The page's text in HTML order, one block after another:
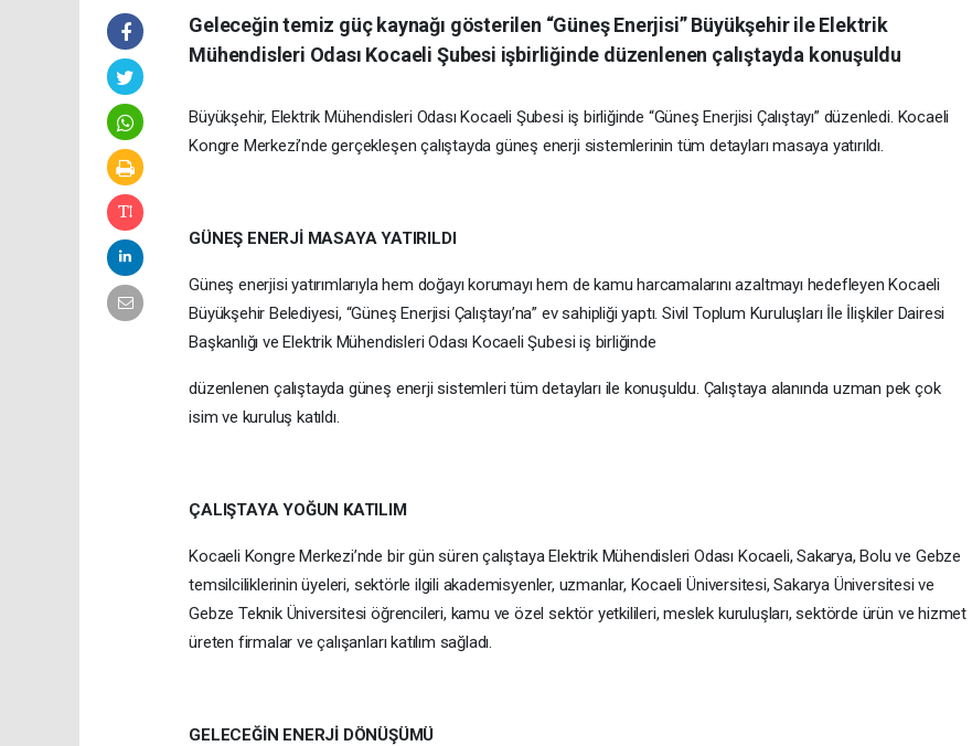
Geleceğin temiz güç kaynağı gösterilen “Güneş Enerjisi” Büyükşehir ile Elektrik
Mühendisleri Odası Kocaeli Şubesi işbirliğinde düzenlenen çalıştayda konuşuldu
Büyükşehir, Elektrik Mühendisleri Odası Kocaeli Şubesi iş birliğinde “Güneş Enerjisi Çalıştayı” düzenledi. Kocaeli
Kongre Merkezi’nde gerçekleşen çalıştayda güneş enerji sistemlerinin tüm detayları masaya yatırıldı.
GÜNEŞ ENERJİ MASAYA YATIRILDI
Güneş enerjisi yatırımlarıyla hem doğayı korumayı hem de kamu harcamalarını azaltmayı hedefleyen Kocaeli
Büyükşehir Belediyesi, “Güneş Enerjisi Çalıştayı’na” ev sahipliği yaptı. Sivil Toplum Kuruluşları İle İlişkiler Dairesi
Başkanlığı ve Elektrik Mühendisleri Odası Kocaeli Şubesi iş birliğinde
düzenlenen çalıştayda güneş enerji sistemleri tüm detayları ile konuşuldu. Çalıştaya alanında uzman pek çok
isim ve kuruluş katıldı.
ÇALIŞTAYA YOĞUN KATILIM
Kocaeli Kongre Merkezi’nde bir gün süren çalıştaya Elektrik Mühendisleri Odası Kocaeli, Sakarya, Bolu ve Gebze
temsilciliklerinin üyeleri, sektörle ilgili akademisyenler, uzmanlar, Kocaeli Üniversitesi, Sakarya Üniversitesi ve
Gebze Teknik Üniversitesi öğrencileri, kamu ve özel sektör yetkilileri, meslek kuruluşları, sektörde ürün ve hizmet
üreten firmalar ve çalışanları katılım sağladı.
GELECEĞİN ENERJİ DÖNÜŞÜMÜ